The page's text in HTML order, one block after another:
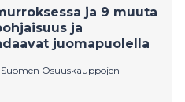
ja 9 muuta
ja
juomapuolella
Suomen Osuuskauppojen